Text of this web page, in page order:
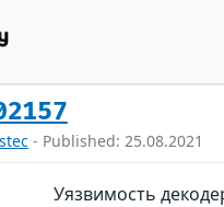
- Published: 25.08.2021
Уязвимость